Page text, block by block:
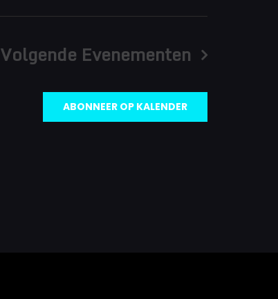
Volgende Evenementen
ABONNEER OP KALENDER